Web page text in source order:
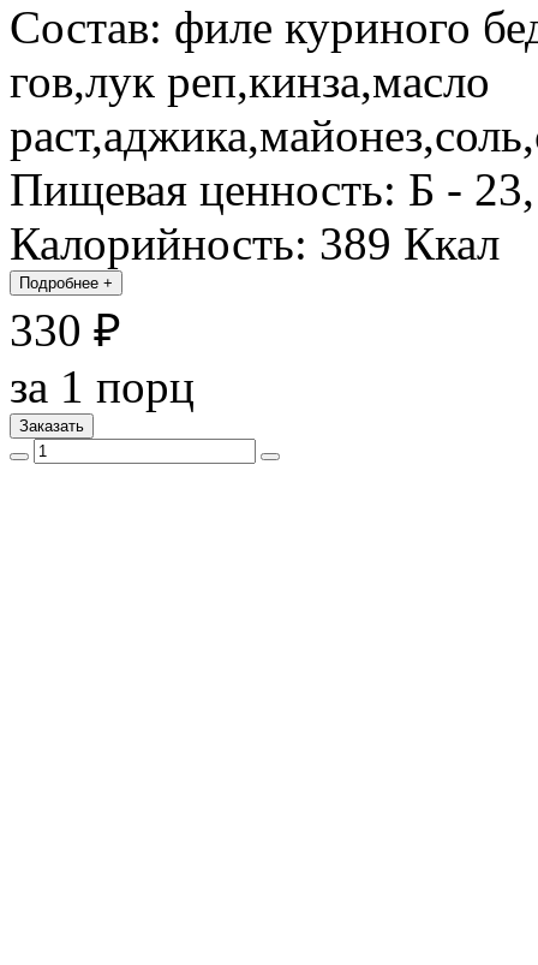
Состав: филе куриного
гов,лук реп,кинза,масло
Пищевая ценность: Б -
Калорийность: 389 Ккал
Подробнее +
330 ₽
за 1 порц
Заказать